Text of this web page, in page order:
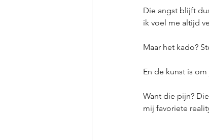
Die angst blijft
ik voel me altijd
Maar het kado?
En de kunst is
Want die pijn?
mij favoriete